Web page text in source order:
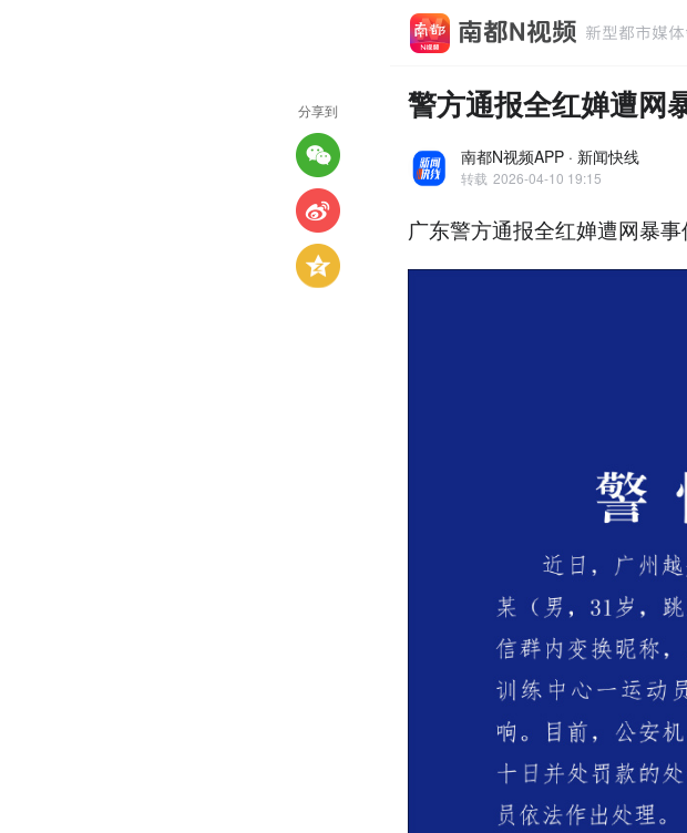
警方通报全红婵遭网
南都N视频APP · 新闻快线
转载 2026-04-10 19:15
广东警方通报全红婵遭网暴事
分享到